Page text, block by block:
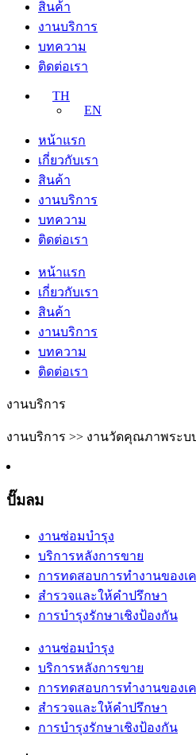
สินค้า
งานบริการ
บทความ
ติดต่อเรา
TH
EN
หน้าแรก
เกี่ยวกับเรา
สินค้า
งานบริการ
บทความ
ติดต่อเรา
หน้าแรก
เกี่ยวกับเรา
สินค้า
งานบริการ
บทความ
ติดต่อเรา
งานบริการ
งานบริการ >> งานวัดคุณภาพระบ
ปั๊มลม
งานซ่อมบำรุง
บริการหลังการขาย
การทดสอบการทำงานของเ
สำรวจและให้คำปรึกษา
การบำรุงรักษาเชิงป้องกัน
งานซ่อมบำรุง
บริการหลังการขาย
การทดสอบการทำงานของเ
สำรวจและให้คำปรึกษา
การบำรุงรักษาเชิงป้องกัน